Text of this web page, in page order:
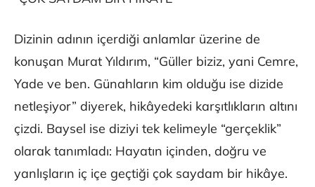
Dizinin adının içerdiği anlamlar üzerine de
konuşan Murat Yıldırım, “Güller biziz, yani Cemre,
Yade ve ben. Günahların kim olduğu ise dizide
netleşiyor” diyerek, hikâyedeki karşıtlıkların altını
çizdi. Baysel ise diziyi tek kelimeyle “gerçeklik”
olarak tanımladı: Hayatın içinden, doğru ve
yanlışların iç içe geçtiği çok saydam bir hikâye.